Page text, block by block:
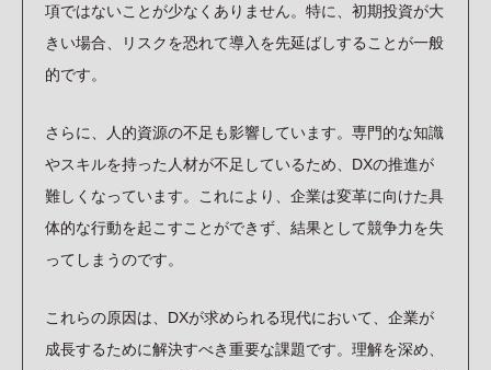
項ではないことが少なくありません。特に、初期投資が大
きい場合、リスクを恐れて導入を先延ばしすることが一般
的です。
さらに、人的資源の不足も影響しています。専門的な知識
やスキルを持った人材が不足しているため、DXの推進が
難しくなっています。これにより、企業は変革に向けた具
体的な行動を起こすことができず、結果として競争力を失
ってしまうのです。
これらの原因は、DXが求められる現代において、企業が
成長するために解決すべき重要な課題です。理解を深め、